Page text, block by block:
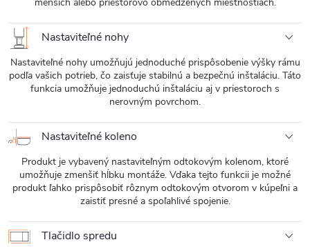
Nastaviteľné nohy
Nastaviteľné nohy umožňujú jednoduché prispôsobenie výšky rámu
podľa vašich potrieb, čo zaisťuje stabilnú a bezpečnú inštaláciu. Táto
funkcia umožňuje jednoduchú inštaláciu aj v priestoroch s
nerovným povrchom.
Nastaviteľné koleno
Produkt je vybavený nastaviteľným odtokovým kolenom, ktoré
umožňuje zmenšiť hĺbku montáže. Vďaka tejto funkcii je možné
produkt ľahko prispôsobiť rôznym odtokovým otvorom v kúpeľni a
zaistiť presné a spoľahlivé spojenie.
Tlačidlo spredu